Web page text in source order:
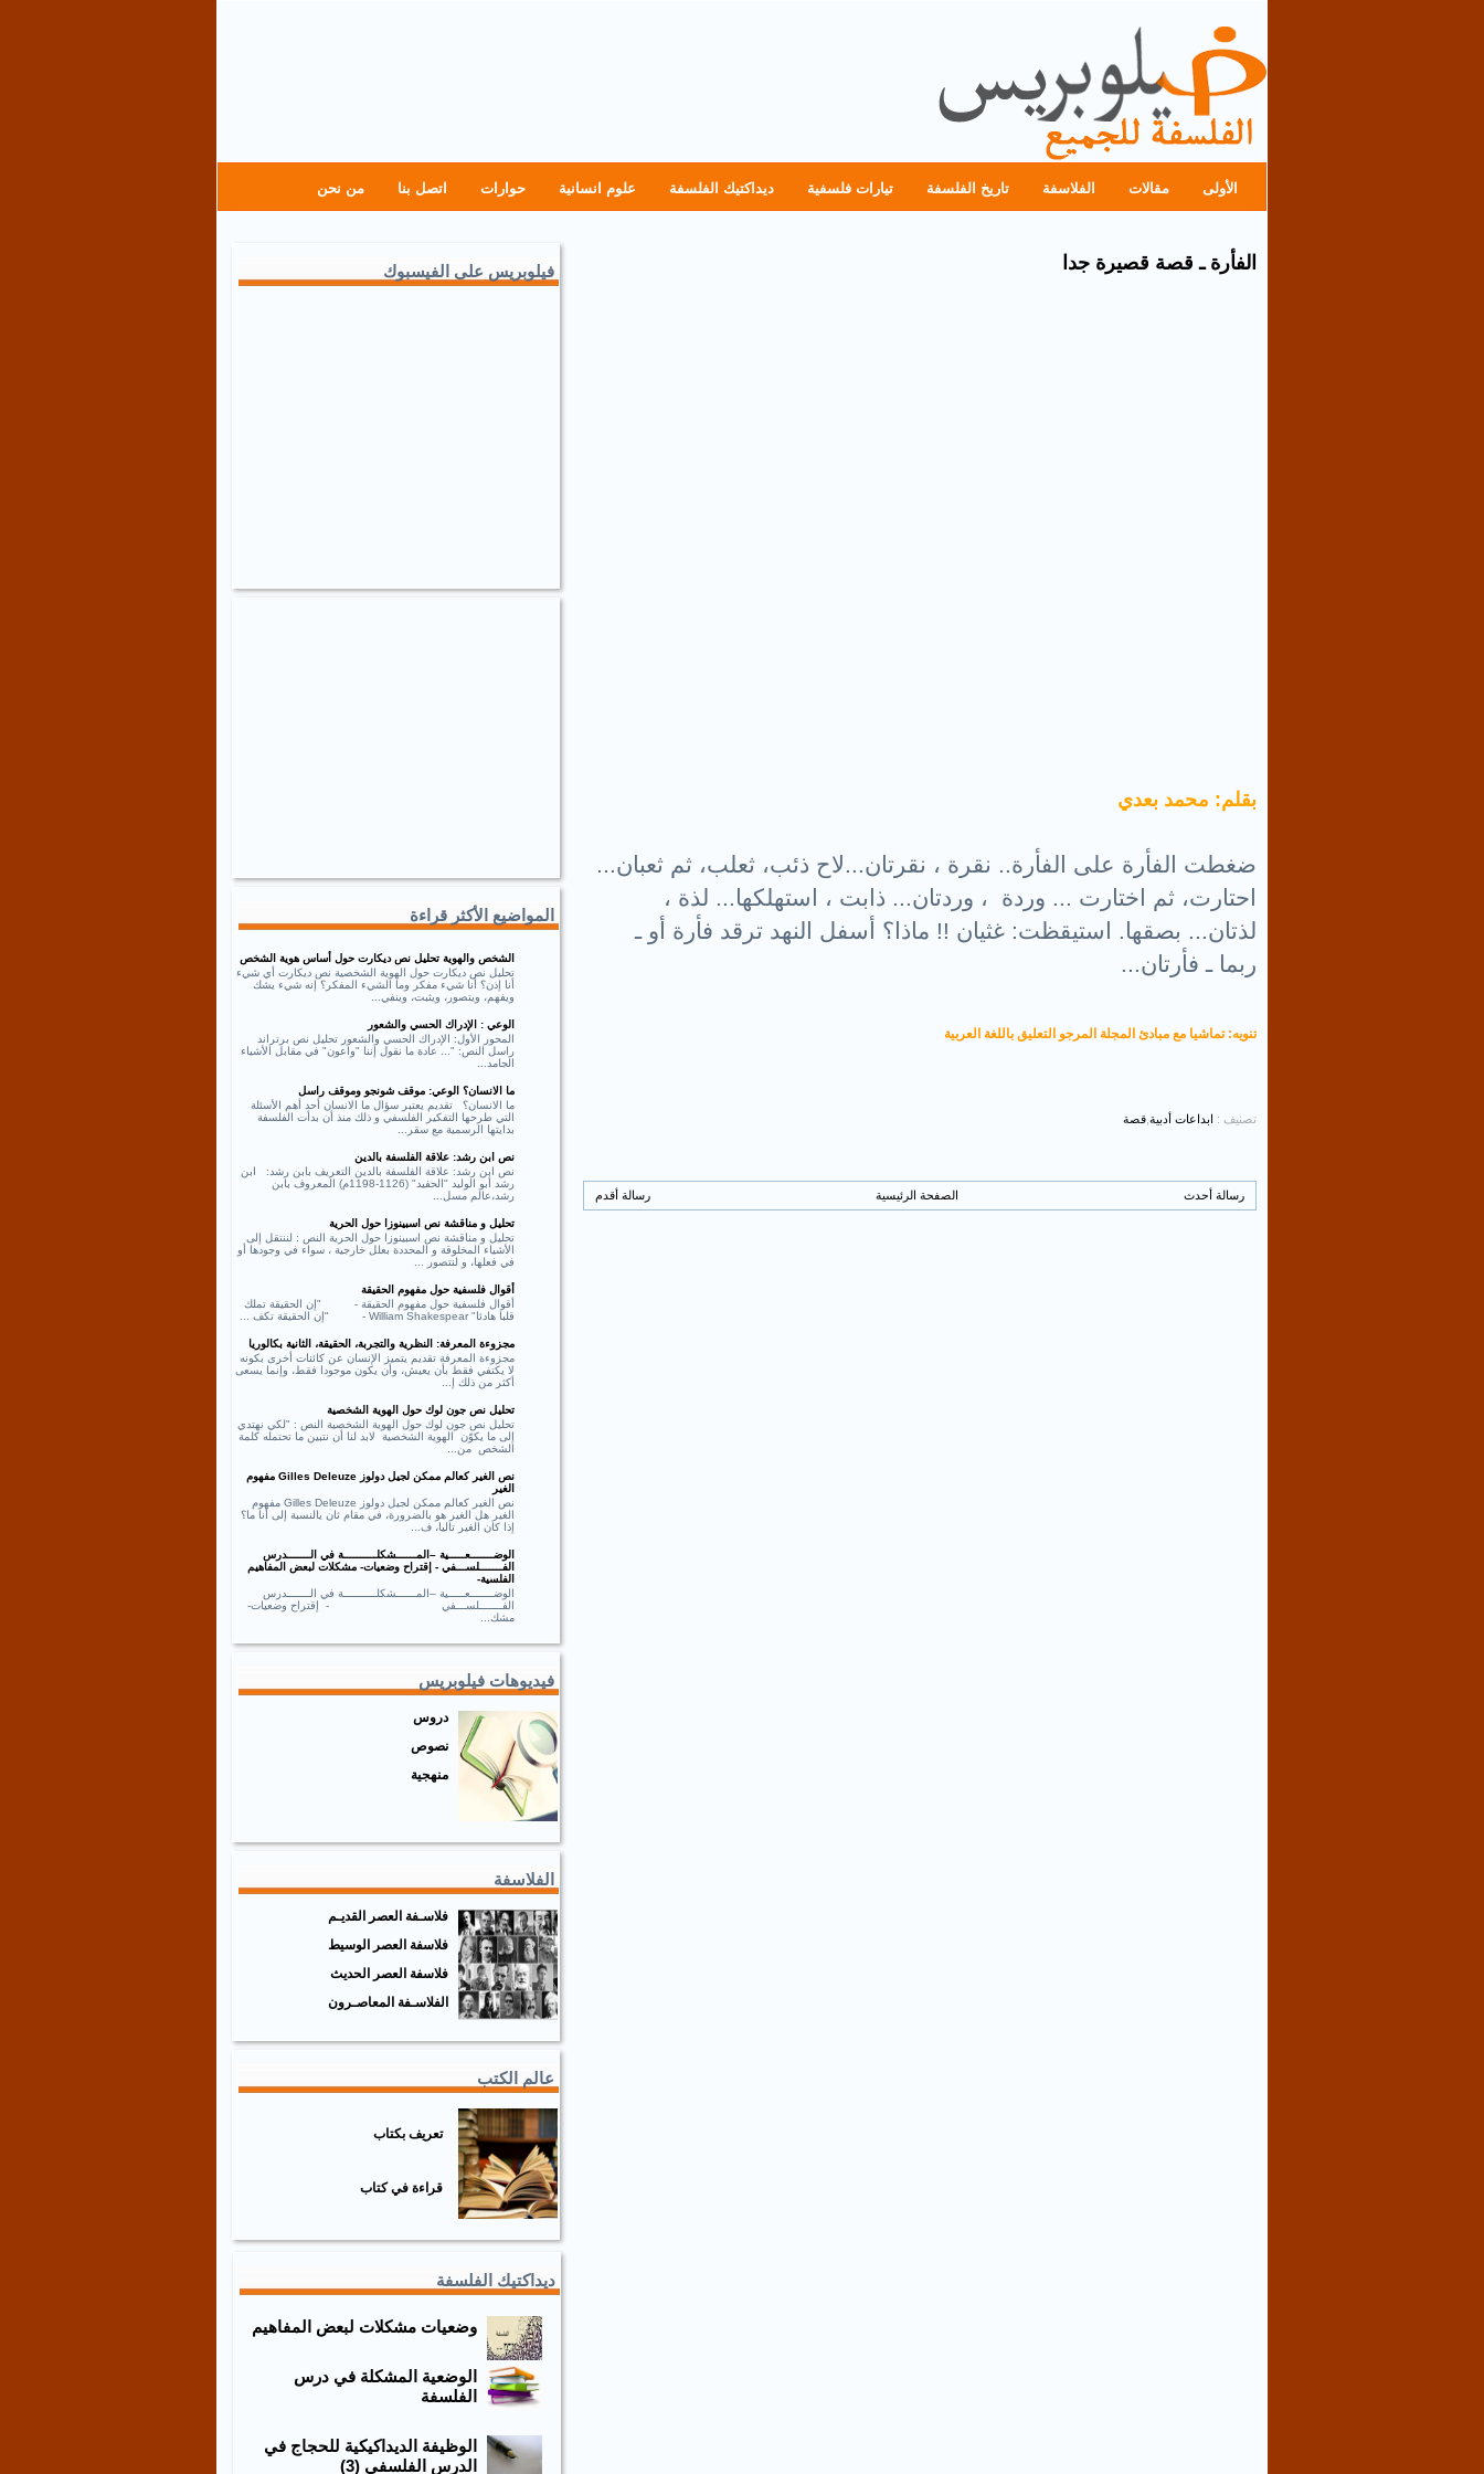
الأولى مقالات الفلاسفة تاريخ الفلسفة تيارات فلسفية ديداكتيك الفلسفة علوم انسانية حوارات اتصل بنا من نحن
الفأرة ـ قصة قصيرة جدا
بقلم: محمد بعدي
ضغطت الفأرة على الفأرة.. نقرة ، نقرتان...لاح ذئب، ثعلب، ثم ثعبان...
احتارت، ثم اختارت ... وردة ، وردتان... ذابت ، استهلكها... لذة ،
لذتان... بصقها. استيقظت: غثيان !! ماذا؟ أسفل النهد ترقد فأرة أو ـ
ربما ـ فأرتان...
تنويه: تماشيا مع مبادئ المجلة المرجو التعليق باللغة العربية
تصنيف : ابداعات أدبية قصة
رسالة أحدث رسالة أقدم الصفحة الرئيسية
فيلوبريس على الفيسبوك
المواضيع الأكثر قراءة
الشخص والهوية تحليل نص ديكارت حول أساس هوية الشخص
تحليل نص ديكارت حول الهوية الشخصية نص ديكارت أي شيء
أنا إذن؟ أنا شيء مفكر وما الشيء المفكر؟ إنه شيء يشك
ويفهم، ويتصور، ويثبت، وينفي...
الوعي : الإدراك الحسي والشعور
المحور الأول: الإدراك الحسي والشعور تحليل نص برتراند
راسل النص: "... عادة ما نقول إننا "واعون" في مقابل الأشياء
الجامد...
ما الانسان؟ الوعي: موقف شونجو وموقف راسل
ما الانسان؟ تقديم يعتبر سؤال ما الانسان أحد أهم الأسئلة
التي طرحها التفكير الفلسفي و ذلك منذ أن بدأت الفلسفة
بدايتها الرسمية مع سقر...
نص ابن رشد: علاقة الفلسفة بالدين
نص ابن رشد: علاقة الفلسفة بالدين التعريف بابن رشد: ابن
رشد أبو الوليد "الحفيد" (1126-1198م) المعروف بابن
رشد،عالم مسل...
تحليل و مناقشة نص اسبينوزا حول الحرية
تحليل و مناقشة نص اسبينوزا حول الحرية النص : لننتقل إلى
الأشياء المخلوقة و المحددة بعلل خارجية ، سواء في وجودها أو
في فعلها، و لنتصور ...
أقوال فلسفية حول مفهوم الحقيقة
أقوال فلسفية حول مفهوم الحقيقة - "إن الحقيقة تملك
قلبا هادئا" William Shakespear - "إن الحقيقة تكف ...
مجزوءة المعرفة: النظرية والتجربة، الحقيقة، الثانية بكالوريا
مجزوءة المعرفة تقديم يتميز الإنسان عن كائنات أخرى بكونه
لا يكتفي فقط بأن يعيش، وأن يكون موجودا فقط، وإنما يسعى
أكثر من ذلك إ...
تحليل نص جون لوك حول الهوية الشخصية
تحليل نص جون لوك حول الهوية الشخصية النص : "لكي نهتدي
إلى ما يكوّن الهوية الشخصية لابد لنا أن نتبين ما تحتمله كلمة
الشخص من...
نص الغير كعالم ممكن لجيل دولوز Gilles Deleuze مفهوم
الغير
نص الغير كعالم ممكن لجيل دولوز Gilles Deleuze مفهوم
الغير هل الغير هو بالضرورة، في مقام ثان يالنسبة إلى أنا ما؟
إذا كان الغير تاليا، ف...
الوضـــــــعـــــية –المــــــشكلــــــــــة في الـــــــدرس
الفـــــــلســـفي - إقتراح وضعيات- مشكلات لبعض المفاهيم
الفلسية-
الوضـــــــعـــــية –المــــــشكلــــــــــة في الـــــــدرس
الفـــــــلســـفي - إقتراح وضعيات-
مشك...
فيديوهات فيلوبريس
دروس
نصوص
منهجية
الفلاسفة
فلاسـفة العصر القديـم
فلاسفة العصر الوسيط
فلاسفة العصر الحديث
الفلاسـفة المعاصـرون
عالم الكتب
تعريف بكتاب
قراءة في كتاب
ديداكتيك الفلسفة
وضعيات مشكلات لبعض المفاهيم
الوضعية المشكلة في درس
الفلسفة
الوظيفة الديداكيكية للحجاج في
الدرس الفلسفي (3)